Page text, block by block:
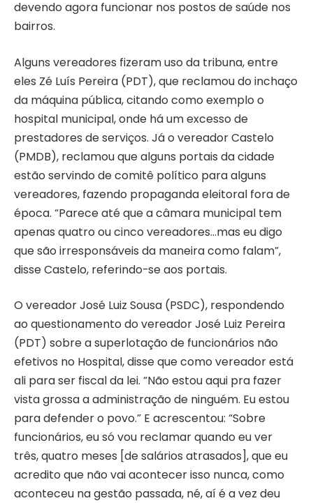
devendo agora funcionar nos postos de saúde nos
bairros.
Alguns vereadores fizeram uso da tribuna, entre
eles Zé Luís Pereira (PDT), que reclamou do inchaço
da máquina pública, citando como exemplo o
hospital municipal, onde há um excesso de
prestadores de serviços. Já o vereador Castelo
(PMDB), reclamou que alguns portais da cidade
estão servindo de comitê político para alguns
vereadores, fazendo propaganda eleitoral fora de
época. “Parece até que a câmara municipal tem
apenas quatro ou cinco vereadores…mas eu digo
que são irresponsáveis da maneira como falam”,
disse Castelo, referindo-se aos portais.
O vereador José Luiz Sousa (PSDC), respondendo
ao questionamento do vereador José Luiz Pereira
(PDT) sobre a superlotação de funcionários não
efetivos no Hospital, disse que como vereador está
ali para ser fiscal da lei. “Não estou aqui pra fazer
vista grossa a administração de ninguém. Eu estou
para defender o povo.” E acrescentou: “Sobre
funcionários, eu só vou reclamar quando eu ver
três, quatro meses [de salários atrasados], que eu
acredito que não vai acontecer isso nunca, como
aconteceu na gestão passada, né, aí é a vez deu